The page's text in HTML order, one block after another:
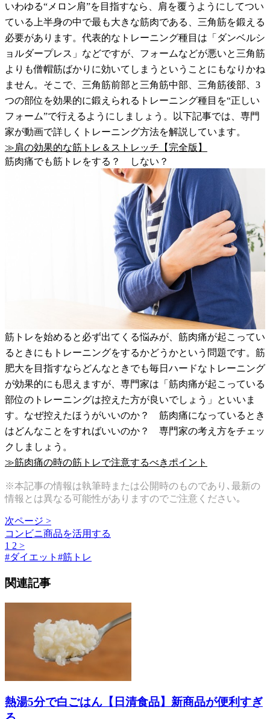
いわゆる“メロン肩”を目指すなら、肩を覆うようにしてつい
ている上半身の中で最も大きな筋肉である、三角筋を鍛える
必要があります。代表的なトレーニング種目は「ダンベルシ
ョルダープレス」などですが、フォームなどが悪いと三角筋
よりも僧帽筋ばかりに効いてしまうということにもなりかね
ません。そこで、三角筋前部と三角筋中部、三角筋後部、3
つの部位を効果的に鍛えられるトレーニング種目を“正しい
フォーム”で行えるようにしましょう。以下記事では、専門
家が動画で詳しくトレーニング方法を解説しています。
≫肩の効果的な筋トレ＆ストレッチ【完全版】
筋肉痛でも筋トレをする？ しない？
筋トレを始めると必ず出てくる悩みが、筋肉痛が起こってい
るときにもトレーニングをするかどうかという問題です。筋
肥大を目指すならどんなときでも毎日ハードなトレーニング
が効果的にも思えますが、専門家は「筋肉痛が起こっている
部位のトレーニングは控えた方が良いでしょう」といいま
す。なぜ控えたほうがいいのか？ 筋肉痛になっているとき
はどんなことをすればいいのか？ 専門家の考え方をチェッ
クしましょう。
≫筋肉痛の時の筋トレで注意するべきポイント
※本記事の情報は執筆時または公開時のものであり､最新の
情報とは異なる可能性がありますのでご注意ください｡
次ページ >
コンビニ商品を活用する
1 2 >
#ダイエット #筋トレ
関連記事
熱湯5分で白ごはん【日清食品】新商品が便利すぎ